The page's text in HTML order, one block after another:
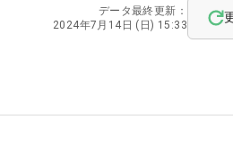
データ最終更新：
2024年7月14日 (日) 15:33